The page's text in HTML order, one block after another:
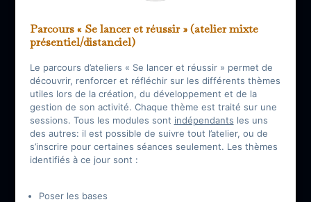
Parcours « Se lancer et réussir » (atelier mixte
présentiel/distanciel)
Le parcours d’ateliers « Se lancer et réussir » permet de
découvrir, renforcer et réfléchir sur les différents thèmes
utiles lors de la création, du développement et de la
gestion de son activité. Chaque thème est traité sur une
sessions. Tous les modules sont indépendants les uns
des autres: il est possible de suivre tout l’atelier, ou de
s’inscrire pour certaines séances seulement. Les thèmes
identifiés à ce jour sont :
Poser les bases